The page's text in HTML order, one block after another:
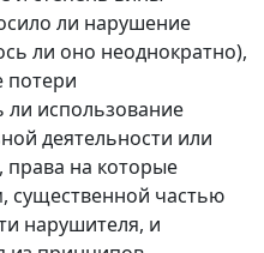
ли нарушение
ли оно неоднократно),
потери
ли использование
деятельности или
права на которые
существенной частью
нарушителя, и